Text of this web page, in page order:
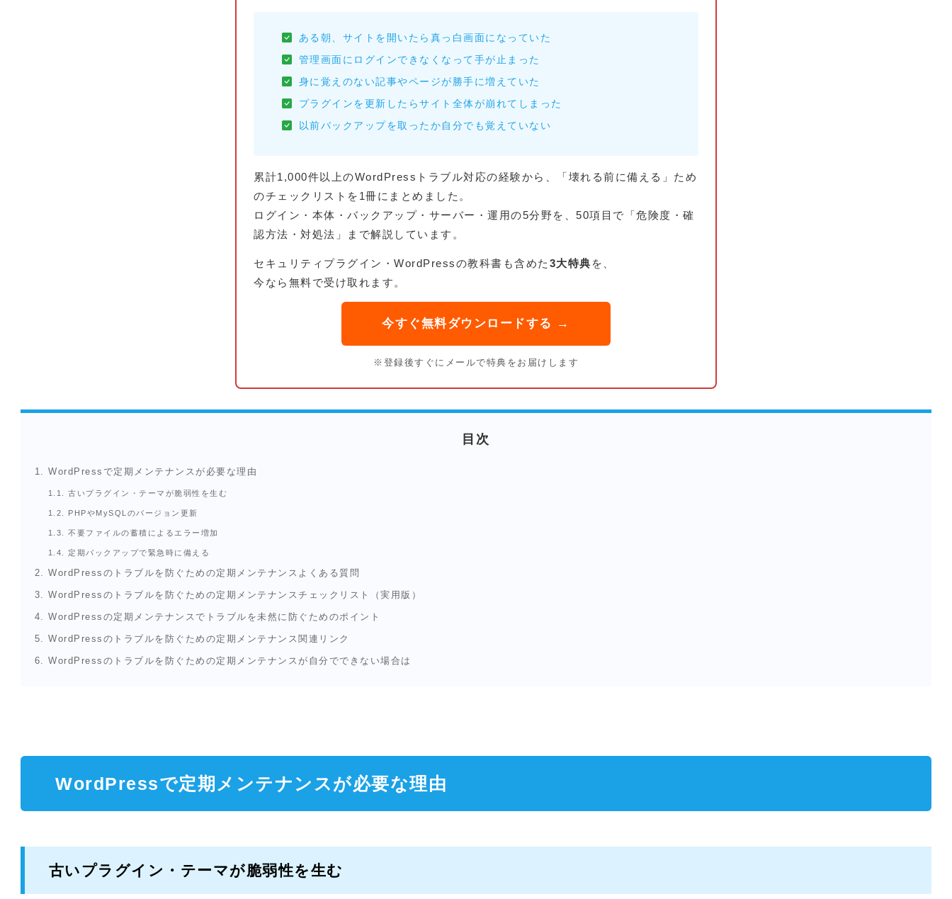
ある朝、サイトを開いたら真っ白画面になっていた
管理画面にログインできなくなって手が止まった
身に覚えのない記事やページが勝手に増えていた
プラグインを更新したらサイト全体が崩れてしまった
以前バックアップを取ったか自分でも覚えていない
累計1,000件以上のWordPressトラブル対応の経験から、「壊れる前に備える」ため
のチェックリストを1冊にまとめました。
ログイン・本体・バックアップ・サーバー・運用の5分野を、50項目で「危険度・確
認方法・対処法」まで解説しています。
セキュリティプラグイン・WordPressの教科書も含めた 3大特典 を、
今なら無料で受け取れます。
今すぐ無料ダウンロードする →
※登録後すぐにメールで特典をお届けします
目次
1. WordPressで定期メンテナンスが必要な理由
1.1. 古いプラグイン・テーマが脆弱性を生む
1.2. PHPやMySQLのバージョン更新
1.3. 不要ファイルの蓄積によるエラー増加
1.4. 定期バックアップで緊急時に備える
2. WordPressのトラブルを防ぐための定期メンテナンスよくある質問
3. WordPressのトラブルを防ぐための定期メンテナンスチェックリスト（実用版）
4. WordPressの定期メンテナンスでトラブルを未然に防ぐためのポイント
5. WordPressのトラブルを防ぐための定期メンテナンス関連リンク
6. WordPressのトラブルを防ぐための定期メンテナンスが自分でできない場合は
WordPressで定期メンテナンスが必要な理由
古いプラグイン・テーマが脆弱性を生む